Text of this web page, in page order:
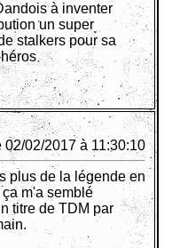
à inventer
un super
stalkers pour sa
02/02/2017 à 11:30:10
plus de la légende en
m'a semblé
titre de TDM par